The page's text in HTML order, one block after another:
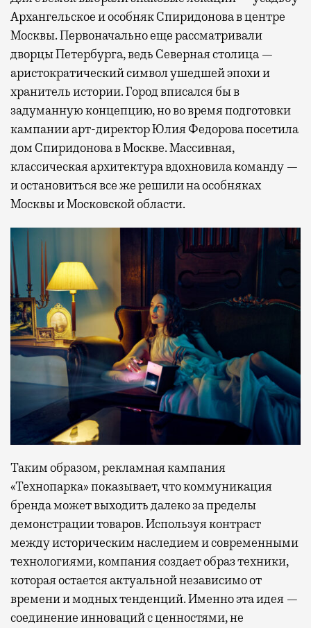
Архангельское и особняк Спиридонова в центре
Москвы. Первоначально еще рассматривали
дворцы Петербурга, ведь Северная столица —
аристократический символ ушедшей эпохи и
хранитель истории. Город вписался бы в
задуманную концепцию, но во время подготовки
кампании арт-директор Юлия Федорова посетила
дом Спиридонова в Москве. Массивная,
классическая архитектура вдохновила команду —
и остановиться все же решили на особняках
Москвы и Московской области.
Таким образом, рекламная кампания
«Технопарка» показывает, что коммуникация
бренда может выходить далеко за пределы
демонстрации товаров. Используя контраст
между историческим наследием и современными
технологиями, компания создает образ техники,
которая остается актуальной независимо от
времени и модных тенденций. Именно эта идея —
соединение инноваций с ценностями, не